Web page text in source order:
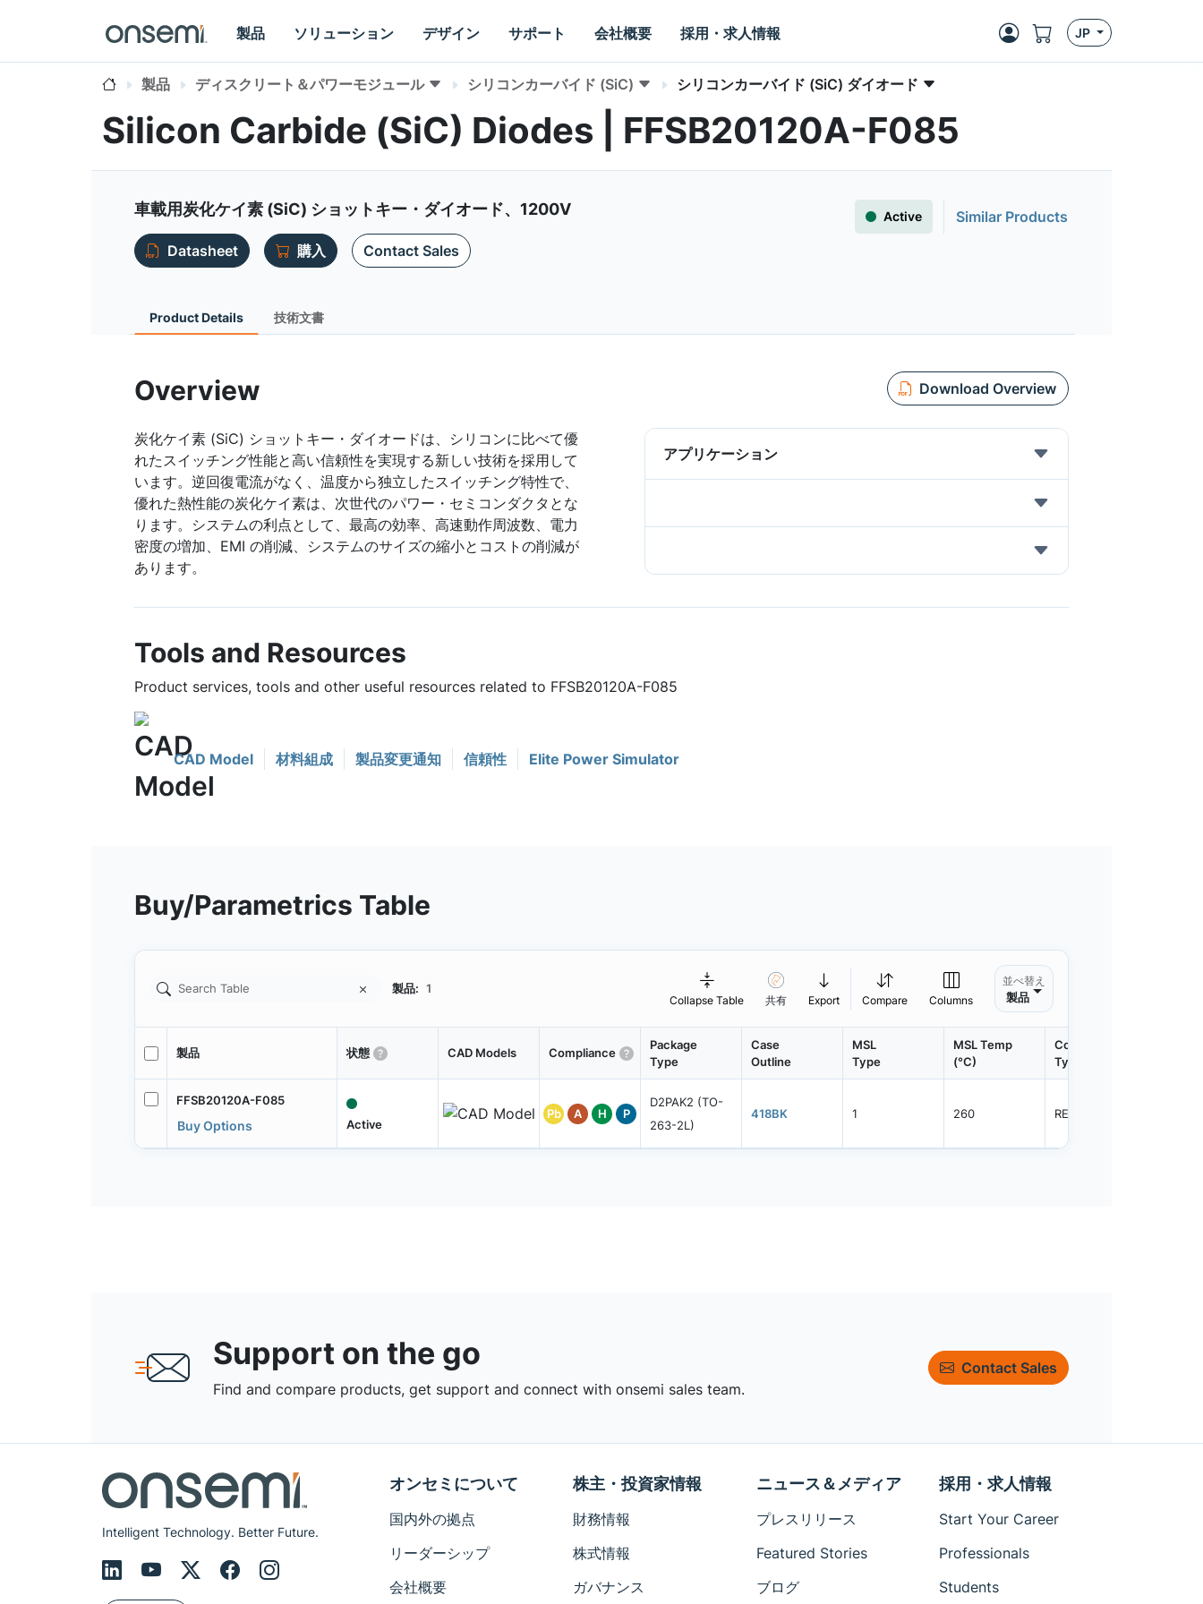
製品 ソリューション デザイン サポート 会社概要 採用・求人情報 JP
製品 ディスクリート＆パワーモジュール シリコンカーバイド (SiC) シリコンカーバイド (SiC) ダイオード
Silicon Carbide (SiC) Diodes | FFSB20120A-F085
車載用炭化ケイ素 (SiC) ショットキー・ダイオード、1200V Active
Similar Products
Datasheet
購入 Contact Sales
Product Details 技術文書
Overview Download Overview
炭化ケイ素 (SiC) ショットキー・ダイオードは、シリコンに比べて優
れたスイッチング性能と高い信頼性を実現する新しい技術を採用して
います。逆回復電流がなく、温度から独立したスイッチング特性で、
優れた熱性能の炭化ケイ素は、次世代のパワー・セミコンダクタとな
ります。システムの利点として、最高の効率、高速動作周波数、電力
密度の増加、EMI の削減、システムのサイズの縮小とコストの削減が
あります。
アプリケーション
Tools and Resources
Product services, tools and other useful resources related to FFSB20120A-F085
CAD Model 材料組成 製品変更通知 信頼性 Elite Power Simulator
Buy/Parametrics Table
製品: 1
Collapse Table 共有 Export Compare Columns
並べ替え
製品
製品 状態 CAD Models Compliance
Package
Type
Case
Outline
MSL
Type
MSL Temp
(°C)
Container
Type
FFSB20120A-F085
Buy Options Active
Pb A H P
D2PAK2 (TO-
263-2L)
418BK 1 260 REEL
Support on the go
Find and compare products, get support and connect with onsemi sales team.
Contact Sales
Intelligent Technology. Better Future.
オンセミについて
国内外の拠点
リーダーシップ
会社概要
株主・投資家情報
財務情報
株式情報
ガバナンス
ニュース＆メディア
プレスリリース
Featured Stories
ブログ
採用・求人情報
Start Your Career
Professionals
Students